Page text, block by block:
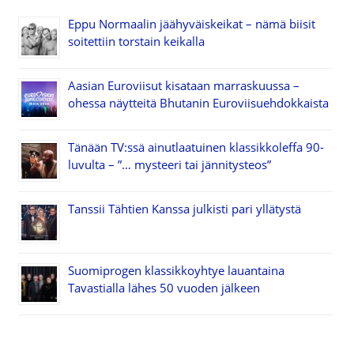
Eppu Normaalin jäähyväiskeikat – nämä biisit
soitettiin torstain keikalla
Aasian Euroviisut kisataan marraskuussa –
ohessa näytteitä Bhutanin Euroviisuehdokkaista
Tänään TV:ssä ainutlaatuinen klassikkoleffa 90-
luvulta – ”… mysteeri tai jännitysteos”
Tanssii Tähtien Kanssa julkisti pari yllätystä
Suomiprogen klassikkoyhtye lauantaina
Tavastialla lähes 50 vuoden jälkeen